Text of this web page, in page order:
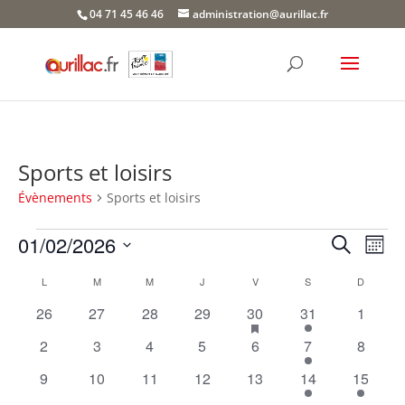
04 71 45 46 46 administration@aurillac.fr
Sports et loisirs
Évènements Sports et loisirs
Évènements
vues
Recherche
de
Mois
01/02/2026
date.
Calendrier
de
L MMARDI M MERCREDI
J VVENDREDIS D
0
26
0
27
0
28
0
évènements
29
2
évènements
30has
featured
évènements
1
évènement
31
0
1
0
2
0
3
0
4
0
5
0
évènements
6
2
évènements
7
0
8
0
9
0
10
0
11
0
12
0
évènements
13
1
évènement
14
1
15